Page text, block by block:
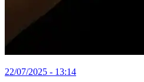
22/07/2025 - 13:14